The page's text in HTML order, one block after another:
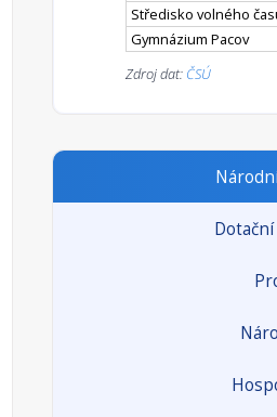
Středisko volného
Gymnázium Pacov
Zdroj dat: ČSÚ